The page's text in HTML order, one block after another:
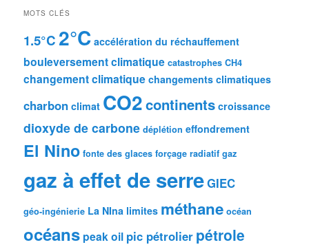
MOTS CLÉS
1.5°C2°C accélération du réchauffement
bouleversement climatique catastrophes CH4
changement climatique changements climatiques
charbon climat CO2continents croissance
dioxyde de carbone déplétion effondrement
El Nino fonte des glaces forçage radiatif gaz
gaz à effet de serreGIEC
géo-ingénierie La NIna limites méthane océan
océans peak oil pic pétrolier pétrole